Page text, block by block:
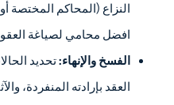
النزاع (المحاكم المختصة
افضل محامي لصياغة
الفسخ والإنهاء:تحديد
العقد بإرادته المنفردة،